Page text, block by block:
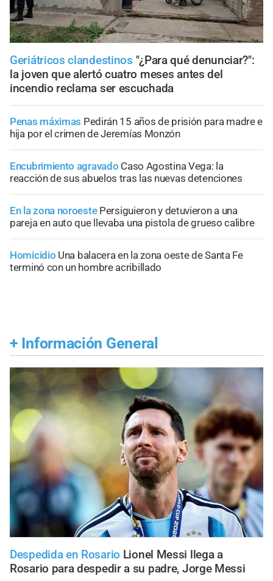
Geriátricos clandestinos "¿Para qué denunciar?":
la joven que alertó cuatro meses antes del
incendio reclama ser escuchada
Penas máximas Pedirán 15 años de prisión para madre e
hija por el crimen de Jeremías Monzón
Encubrimiento agravado Caso Agostina Vega: la
reacción de sus abuelos tras las nuevas detenciones
En la zona noroeste Persiguieron y detuvieron a una
pareja en auto que llevaba una pistola de grueso calibre
Homicidio Una balacera en la zona oeste de Santa Fe
terminó con un hombre acribillado
+ Información General
Despedida en Rosario Lionel Messi llega a
Rosario para despedir a su padre, Jorge Messi